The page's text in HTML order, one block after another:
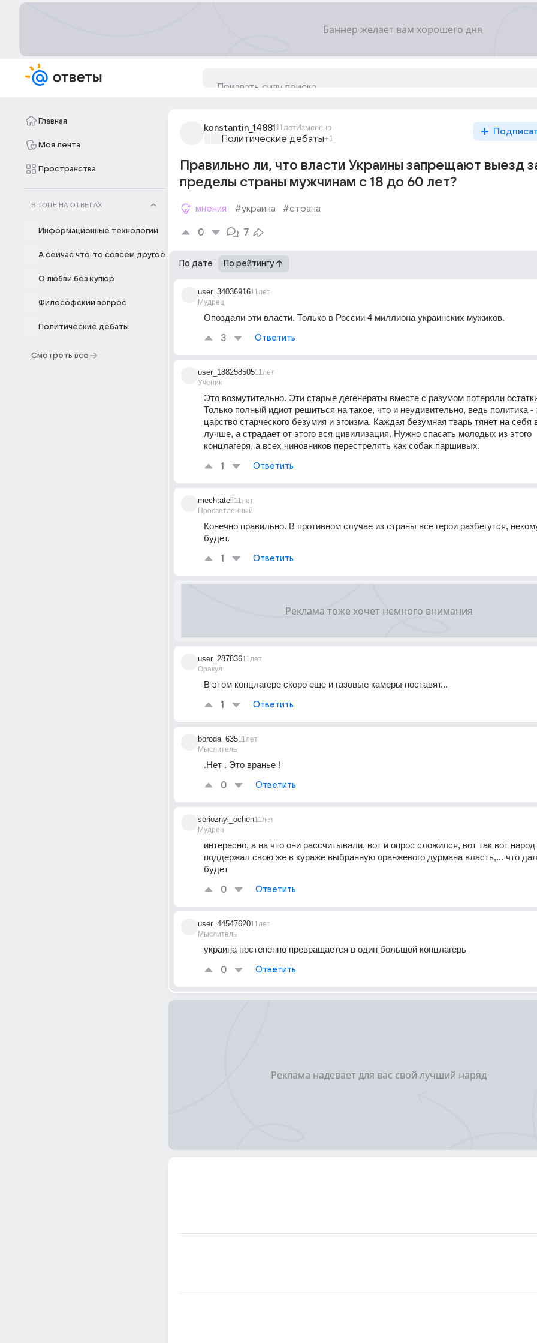
Главная
Моя лента
Пространства
В ТОПЕ НА ОТВЕТАХ
Информационные технологии
А сейчас что-то совсем другое
О любви без купюр
Философский вопрос
Политические дебаты
Смотреть все
konstantin_14881 11летИзменено
Политические дебаты+1
Правильно ли, что власти Украины запрещают выезд
пределы страны мужчинам с 18 до 60 лет?
мнения #украина #страна
0 7
По дате По рейтингу
user_34036916
Мудрец
11лет
Опоздали эти власти. Только в России 4 миллиона украинских мужиков.
3 Ответить
user_188258505
Ученик
11лет
Это возмутительно. Эти старые дегенераты вместе с разумом потеряли
Только полный идиот решиться на такое, что и неудивительно, ведь политика -
царство старческого безумия и эгоизма. Каждая безумная тварь тянет на себя
лучше, а страдает от этого вся цивилизация. Нужно спасать молодых из этого
концлагеря, а всех чиновников перестрелять как собак паршивых.
1 Ответить
mechtatell
Просветленный
11лет
Конечно правильно. В противном случае из страны все герои разбегутся,
будет.
1 Ответить
user_287836
Оракул
11лет
В этом концлагере скоро еще и газовые камеры поставят...
1 Ответить
boroda_635
Мыслитель
11лет
.Нет . Это вранье !
0 Ответить
serioznyi_ochen
Мудрец
11лет
интересно, а на что они рассчитывали, вот и опрос сложился, вот так вот народ
поддержал свою же в кураже выбранную оранжевого дурмана власть,... что
будет
0 Ответить
user_44547620
Мыслитель
11лет
украина постепенно превращается в один большой концлагерь
0 Ответить